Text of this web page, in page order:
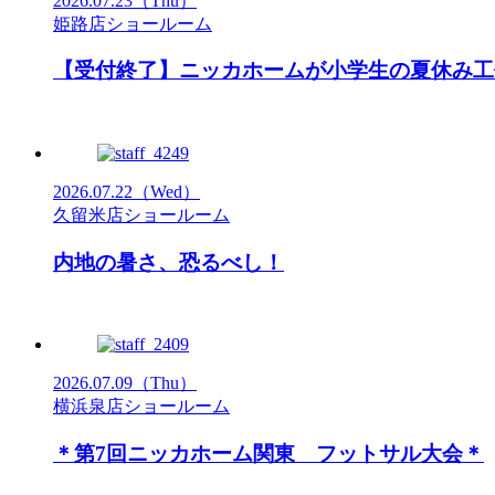
姫路店ショールーム
【受付終了】ニッカホームが小学生の夏休み
2026.07.22 （Wed）
久留米店ショールーム
内地の暑さ、恐るべし！
2026.07.09 （Thu）
横浜泉店ショールーム
＊第7回ニッカホーム関東 フットサル大会＊